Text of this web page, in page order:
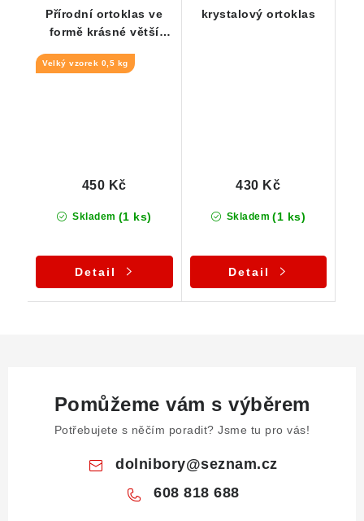
Přírodní ortoklas ve
formě krásné větší
Velký vzorek 0,5 kg
Skladem (1 ks)
450 Kč
Detail
krystalový ortoklas
Skladem (1 ks)
430 Kč
Detail
Pomůžeme vám s výběrem
Potřebujete s něčím poradit? Jsme tu pro vás!
dolnibory@seznam.cz
608 818 688